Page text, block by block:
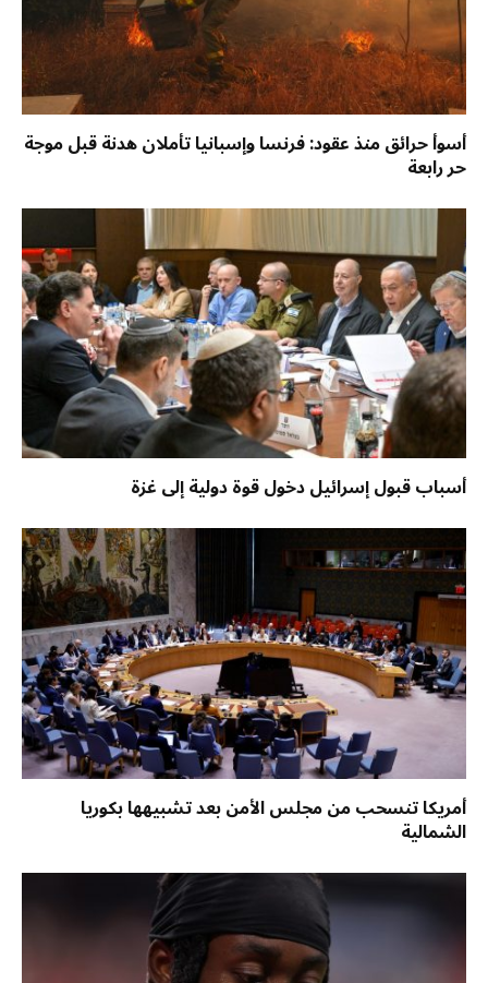
أسوأ حرائق منذ عقود: فرنسا وإسبانيا تأملان هدنة قبل موجة
حر رابعة
أسباب قبول إسرائيل دخول قوة دولية إلى غزة
أمريكا تنسحب من مجلس الأمن بعد تشبيهها بكوريا
الشمالية